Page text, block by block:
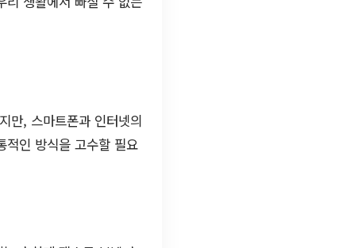
만, 스마트폰과 인터넷의
적인 방식을 고수할 필요